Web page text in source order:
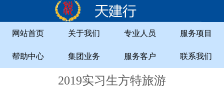
网站首页 关于我们 专业人员 服务项目
帮助中心 集团业务 服务客户 联系我们
2019实习生方特旅游